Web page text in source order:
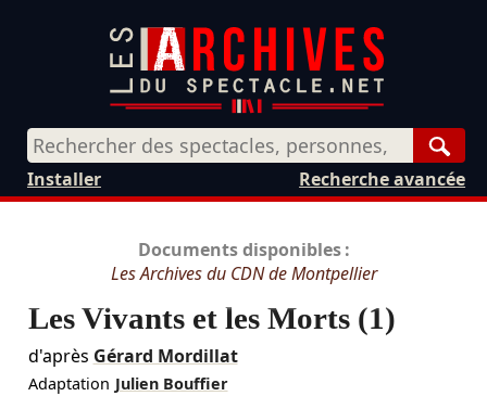
Recherche avancée
Installer
Documents disponibles :
Les Archives du CDN de Montpellier
Les Vivants et les Morts (1)
d'après Gérard Mordillat
Adaptation Julien Bouffier